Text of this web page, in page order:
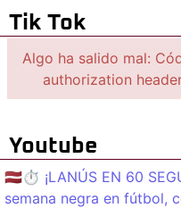
Tik Tok
Algo ha salido mal:
authorization
Youtube
🇱🇻⏱️ ¡LANÚS EN 60
semana negra en fútbol,